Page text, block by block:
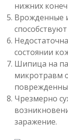
нижних
Врожденные
состоянии
Шипица на
микротравм
Чрезмерно
заражение.